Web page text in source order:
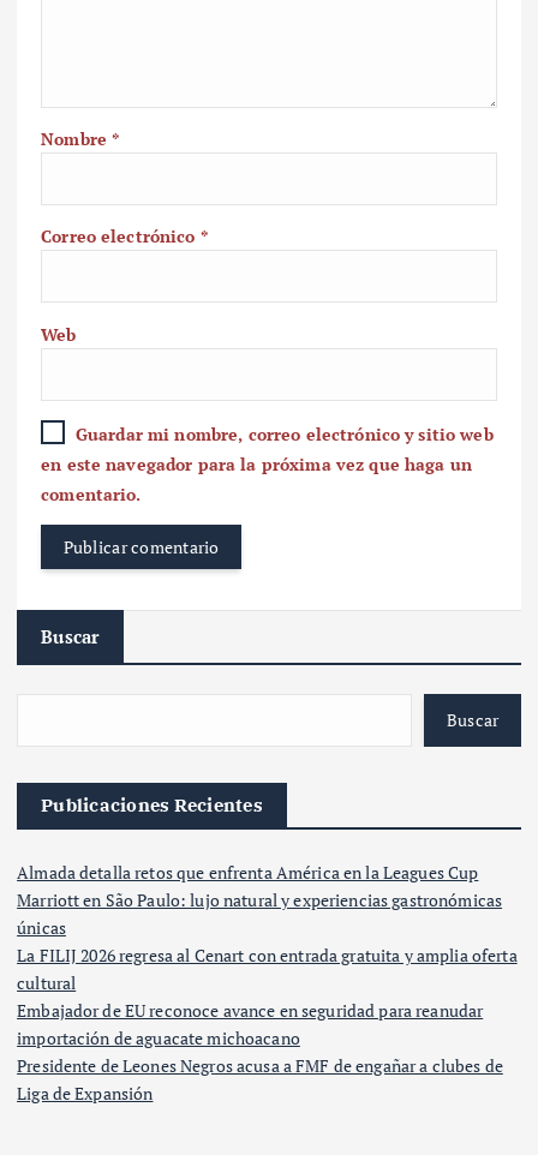
Nombre*
Correo electrónico *
Web
Guardar mi nombre, correo electrónico y sitio web
en este navegador para la próxima vez que haga un
comentario.
Buscar
Buscar
Publicaciones Recientes
Almada detalla retos que enfrenta América en la Leagues Cup
Marriott en São Paulo: lujo natural y experiencias gastronómicas
únicas
La FILIJ 2026 regresa al Cenart con entrada gratuita y amplia oferta
cultural
Embajador de EU reconoce avance en seguridad para reanudar
importación de aguacate michoacano
Presidente de Leones Negros acusa a FMF de engañar a clubes de
Liga de Expansión